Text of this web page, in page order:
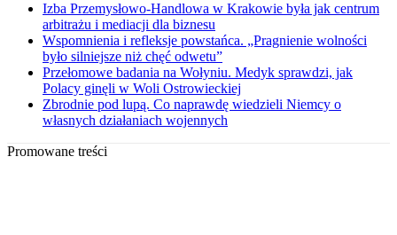
Izba Przemysłowo-Handlowa w Krakowie była jak centrum
arbitrażu i mediacji dla biznesu
Wspomnienia i refleksje powstańca. „Pragnienie wolności
było silniejsze niż chęć odwetu”
Przełomowe badania na Wołyniu. Medyk sprawdzi, jak
Polacy ginęli w Woli Ostrowieckiej
Zbrodnie pod lupą. Co naprawdę wiedzieli Niemcy o
własnych działaniach wojennych
Promowane treści